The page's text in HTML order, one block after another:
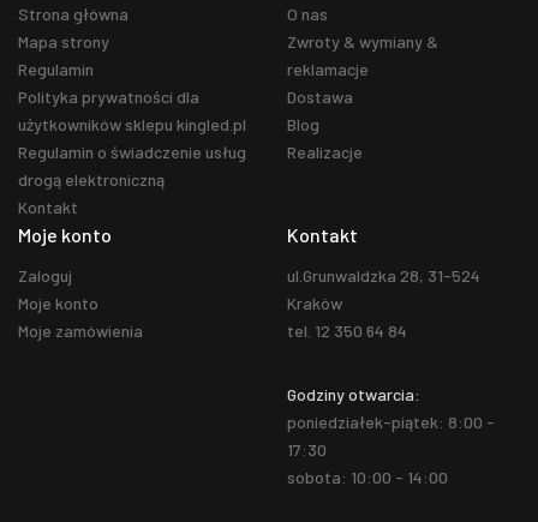
Strona główna
Mapa strony
Regulamin
Polityka prywatności dla
użytkowników sklepu kingled.pl
Regulamin o świadczenie usług
drogą elektroniczną
Kontakt
O nas
Zwroty & wymiany &
reklamacje
Dostawa
Blog
Realizacje
Moje konto
Zaloguj
Moje konto
Moje zamówienia
Kontakt
ul.Grunwaldzka 28, 31-524
Kraków
tel. 12 350 64 84
Godziny otwarcia:
poniedziałek-piątek: 8:00 -
17:30
sobota: 10:00 - 14:00